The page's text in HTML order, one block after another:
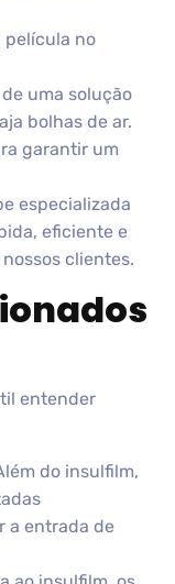
película no
uma solução
bolhas de ar.
garantir um
especializada
eficiente e
clientes.
entender
do insulfilm,
a entrada de